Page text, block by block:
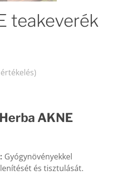
teakeverék
AKNE
Gyógynövényekkel
és tisztulását.